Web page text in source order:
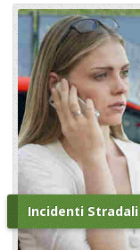
Incidenti Stradali